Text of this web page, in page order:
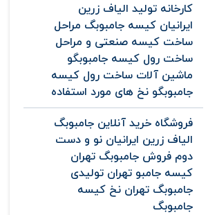
کارخانه تولید الیاف زرین
ایرانیان کیسه جامبوبگ مراحل
ساخت کیسه صنعتی و مراحل
ساخت رول کیسه جامبوبگو
ماشین آلات ساخت رول کیسه
جامبوبگو نخ های مورد استفاده
فروشگاه خرید آنلاین جامبوبگ
الیاف زرین ایرانیان نو و دست
دوم فروش جامبوبگ تهران
کیسه جامبو تهران تولیدی
جامبوبگ تهران نخ کیسه
جامبوبگ